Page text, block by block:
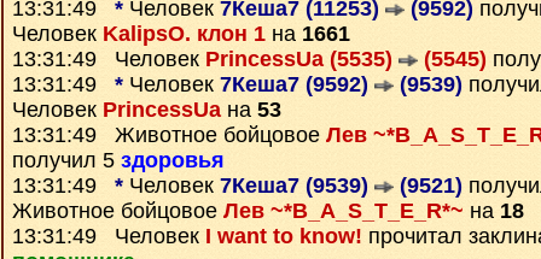
13:31:49 * Человек 7Кеша7 (11253) (9592)
Человек KalipsO. клон 1 на 1661
13:31:49 Человек PrincessUa (5535) (5545)
13:31:49 * Человек 7Кеша7 (9592) (9539)
Человек PrincessUa на 53
13:31:49 Животное бойцовое Лев
получил 5 здоровья
13:31:49 * Человек 7Кеша7 (9539) (9521)
Животное бойцовое Лев ~*B_A_S_T_E_R*~ на 18
13:31:49 Человек I want to know! прочитал